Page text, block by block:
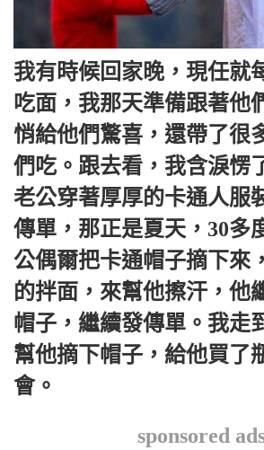
我有時候回家晚，現任就
吃面，我那天準備跟著他
悄給他們驚喜，還帶了很
們吃。跟去看，我含淚愣
老公穿著厚厚的卡通人服
傳單，那正是夏天，30多
公偶爾把卡通帽子摘下來
的拌面，來幫他擦汗，他
帽子，繼續發傳單。我走
幫他摘下帽子，給他買了
會。
sponsored